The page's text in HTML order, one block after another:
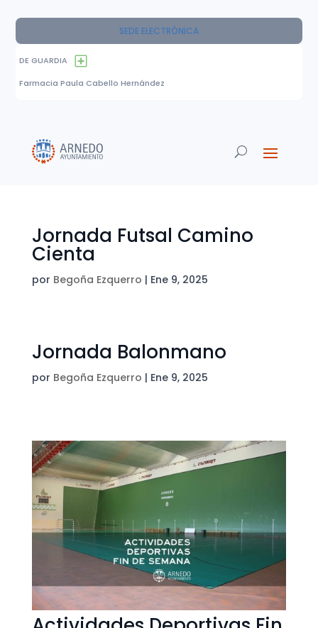
SEDE ELECTRÓNICA
DE GUARDIA
Farmacia Paula Cabello Hernández
Jornada Futsal Camino
Cienta
por Begoña Ezquerro | Ene 9, 2025
Jornada Balonmano
por Begoña Ezquerro | Ene 9, 2025